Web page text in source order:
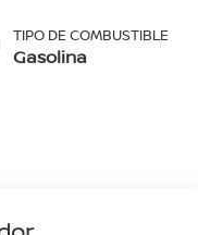
TIPO DE COMBUSTIBLE
Gasolina